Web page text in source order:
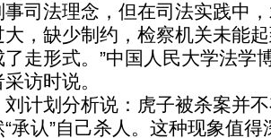
事司法理念，但在司法实践中
大，缺少制约，检察机关未能
了走形式。”中国人民大学法学
访时说。
划分析说：虎子被杀案并不
“承认”自己杀人。这种现象值